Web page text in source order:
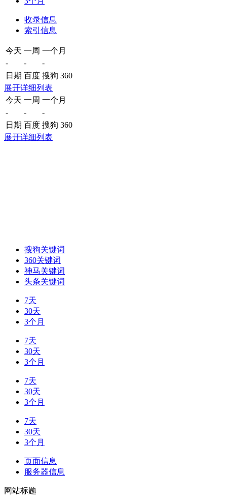
收录信息
索引信息
今天 一周 一个月
-
-
-
日期 百度 搜狗 360
展开详细列表
今天 一周 一个月
-
-
-
日期 百度 搜狗 360
展开详细列表
搜狗关键词
360关键词
神马关键词
头条关键词
7天
30天
3个月
7天
30天
3个月
7天
30天
3个月
7天
30天
3个月
页面信息
服务器信息
网站标题